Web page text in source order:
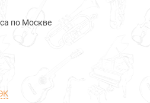
по Москве